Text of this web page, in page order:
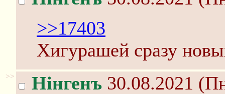
>>17403
Хигурашей сразу
>> Нінгенъ 30.08.2021